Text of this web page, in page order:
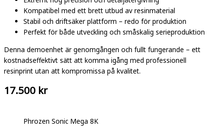
Kompatibel med ett brett utbud av resinmaterial
Stabil och driftsäker plattform – redo för produktion
Perfekt för både utveckling och småskalig serieproduktion
Denna demoenhet är genomgången och fullt fungerande – ett
kostnadseffektivt sätt att komma igång med professionell
resinprint utan att kompromissa på kvalitet.
17.500 kr
Phrozen Sonic Mega 8K